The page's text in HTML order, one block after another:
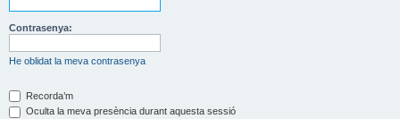
Contrasenya:
He oblidat la meva contrasenya
Recorda’m
Oculta la meva presència durant aquesta sessió